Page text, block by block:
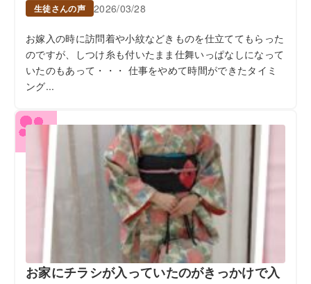
生徒さんの声 2026/03/28
お嫁入の時に訪問着や小紋などきものを仕立ててもらった
のですが、しつけ糸も付いたまま仕舞いっぱなしになって
いたのもあって・・・ 仕事をやめて時間ができたタイミ
ング...
お家にチラシが入っていたのがきっかけで入